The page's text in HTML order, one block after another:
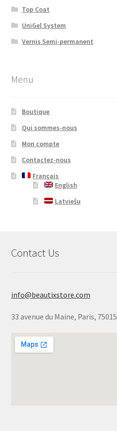
Top Coat
UniGel System
Vernis Semi-permanent
Menu
Boutique
Qui sommes-nous
Mon compte
Contactez-nous
Français
English
Latviešu
Contact Us
info@beautixstore.com
33 avenue du Maine, Paris, 75015